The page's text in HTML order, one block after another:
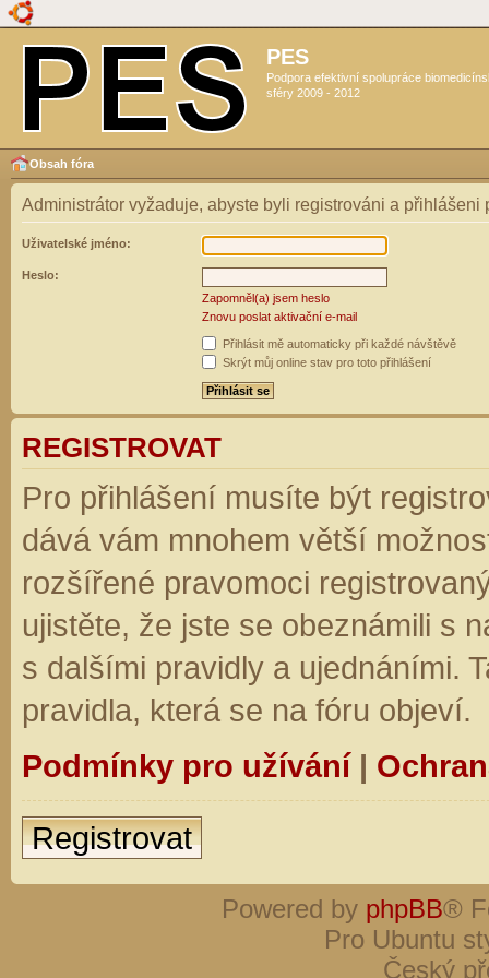
PES
Podpora efektivní spolupráce
sféry 2009 - 2012
Obsah fóra
Administrátor vyžaduje, abyste byli registrováni a přihlášeni
Uživatelské jméno:
Heslo:
Zapomněl(a) jsem heslo
Znovu poslat aktivační e-mail
Přihlásit mě automaticky při každé návštěvě
Skrýt můj online stav pro toto přihlášení
REGISTROVAT
Pro přihlášení musíte být
dává vám mnohem větší
rozšířené pravomoci
ujistěte, že jste se obeznámili s
s dalšími pravidly a ujednáními.
pravidla, která se na fóru objeví.
Podmínky pro užívání|
Registrovat
Powered by phpBB®
Pro Ubuntu
Český